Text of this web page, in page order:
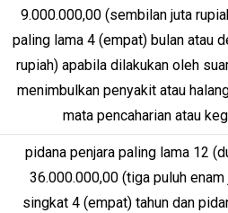
9.000.000,00 (sembilan juta
paling lama 4 (empat) bulan atau
rupiah) apabila dilakukan oleh
menimbulkan penyakit atau
mata pencaharian atau
pidana penjara paling lama 12
36.000.000,00 (tiga puluh
singkat 4 (empat) tahun dan